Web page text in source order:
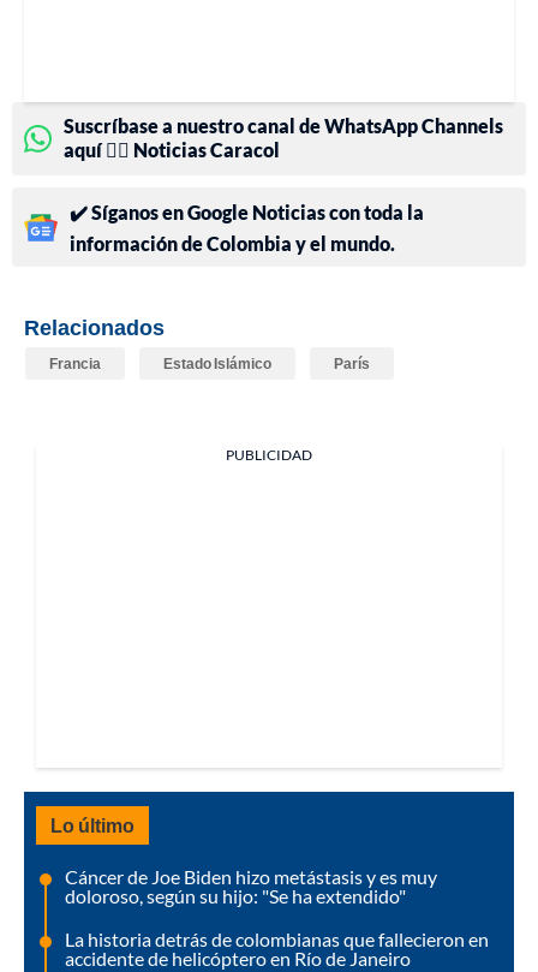
Suscríbase a nuestro canal de WhatsApp Channels
aquí 👉🏻 Noticias Caracol
✔️ Síganos en Google Noticias con toda la
información de Colombia y el mundo.
Relacionados
Francia Estado Islámico París
PUBLICIDAD
Lo último
Cáncer de Joe Biden hizo metástasis y es muy
doloroso, según su hijo: "Se ha extendido"
La historia detrás de colombianas que fallecieron en
accidente de helicóptero en Río de Janeiro